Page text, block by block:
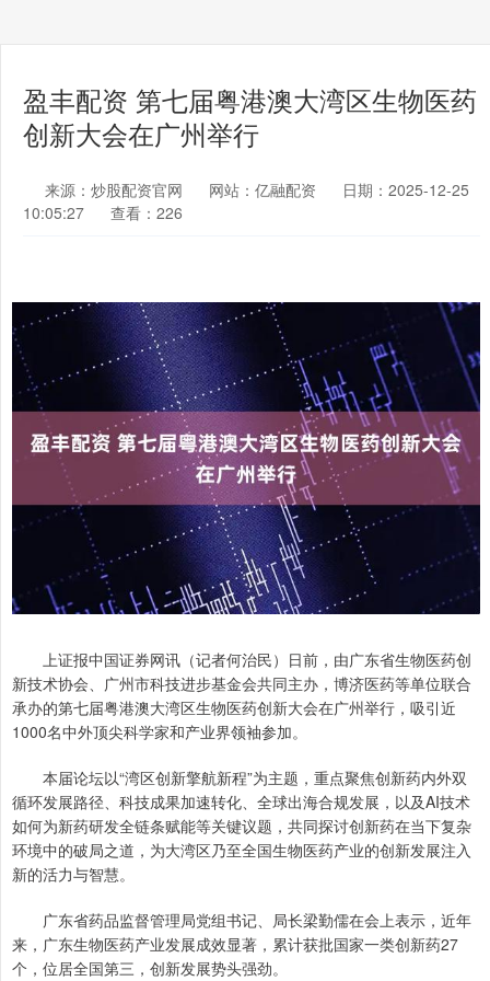
盈丰配资 第七届粤港澳大湾区生物医药
创新大会在广州举行
来源：炒股配资官网 网站：亿融配资
日期：2025-12-25
10:05:27
查看：226
上证报中国证券网讯（记者何治民）日前，由广东省生物医药创
新技术协会、广州市科技进步基金会共同主办，博济医药等单位联合
承办的第七届粤港澳大湾区生物医药创新大会在广州举行，吸引近
1000名中外顶尖科学家和产业界领袖参加。
本届论坛以“湾区创新擎航新程”为主题，重点聚焦创新药内外双
循环发展路径、科技成果加速转化、全球出海合规发展，以及AI技术
如何为新药研发全链条赋能等关键议题，共同探讨创新药在当下复杂
环境中的破局之道，为大湾区乃至全国生物医药产业的创新发展注入
新的活力与智慧。
广东省药品监督管理局党组书记、局长梁勤儒在会上表示，近年
来，广东生物医药产业发展成效显著，累计获批国家一类创新药27
个，位居全国第三，创新发展势头强劲。